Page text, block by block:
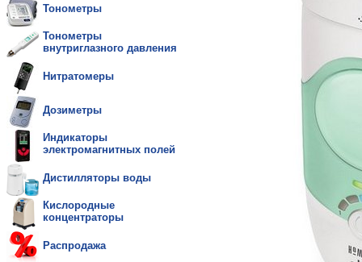
Тонометры
Тонометры
внутриглазного давления
Нитратомеры
Дозиметры
Индикаторы
электромагнитных полей
Дистилляторы воды
Кислородные
концентраторы
Распродажа